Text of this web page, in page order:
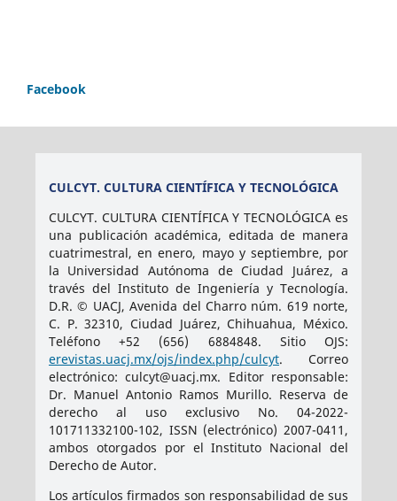
Facebook
CULCYT. CULTURA CIENTÍFICA Y TECNOLÓGICA
CULCYT. CULTURA CIENTÍFICA Y TECNOLÓGICA es
una publicación académica, editada de manera
cuatrimestral, en enero, mayo y septiembre, por
la Universidad Autónoma de Ciudad Juárez, a
través del Instituto de Ingeniería y Tecnología.
D.R. © UACJ, Avenida del Charro núm. 619 norte,
C. P. 32310, Ciudad Juárez, Chihuahua, México.
Teléfono +52 (656) 6884848. Sitio OJS:
erevistas.uacj.mx/ojs/index.php/culcyt. Correo
electrónico: culcyt@uacj.mx. Editor responsable:
Dr. Manuel Antonio Ramos Murillo. Reserva de
derecho al uso exclusivo No. 04-2022-
101711332100-102, ISSN (electrónico) 2007-0411,
ambos otorgados por el Instituto Nacional del
Derecho de Autor.
Los artículos firmados son responsabilidad de sus